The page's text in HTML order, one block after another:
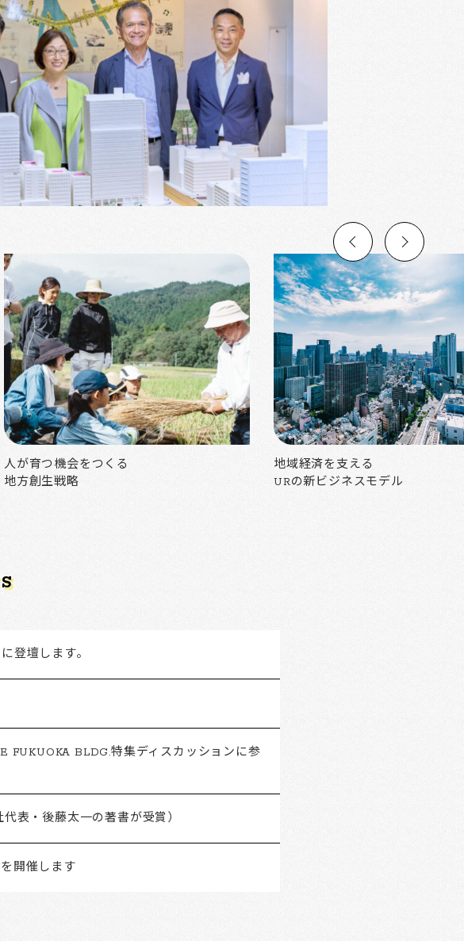
人が育つ機会をつくる
地方創生戦略
地域経済を支える
URの新ビジネスモデル
登壇します。
FUKUOKA BLDG.特集ディスカッションに参
表・後藤太一の著書が受賞）
開催します